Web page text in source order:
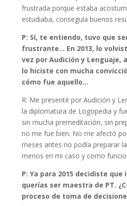
frustrada porque estaba
estudiaba, conseguía buenos
P: Sí, te entiendo, tuvo que
frustrante… En 2013, lo
vez por Audición y Lenguaje,
lo hiciste con mucha
cómo fue aquello…
R: Me presenté por Audición y
la diplomatura de Logopedia y
sin mucha premeditación, sin
no me fue bien. No me afectó
meses antes no podía preparar
menos en mi caso y como
P: Ya para 2015 decidiste
querías ser maestra de PT.
proceso de toma de